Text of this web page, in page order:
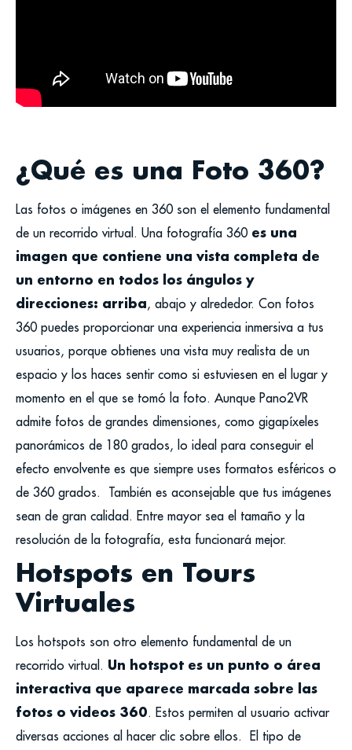
¿Qué es una Foto 360?
Las fotos o imágenes en 360 son el elemento fundamental
de un recorrido virtual. Una fotografía 360 es una
imagen que contiene una vista completa de
un entorno en todos los ángulos y
direcciones: arriba, abajo y alrededor. Con fotos
360 puedes proporcionar una experiencia inmersiva a tus
usuarios, porque obtienes una vista muy realista de un
espacio y los haces sentir como si estuviesen en el lugar y
momento en el que se tomó la foto. Aunque Pano2VR
admite fotos de grandes dimensiones, como gigapíxeles
panorámicos de 180 grados, lo ideal para conseguir el
efecto envolvente es que siempre uses formatos esféricos o
de 360 grados.
También es aconsejable que tus imágenes
sean de gran calidad. Entre mayor sea el tamaño y la
resolución de la fotografía, esta funcionará mejor.
Hotspots en Tours
Virtuales
Los hotspots son otro elemento fundamental de un
recorrido virtual. Un hotspot es un punto o área
interactiva que aparece marcada sobre las
fotos o videos 360. Estos permiten al usuario activar
diversas acciones al hacer clic sobre ellos. El tipo de